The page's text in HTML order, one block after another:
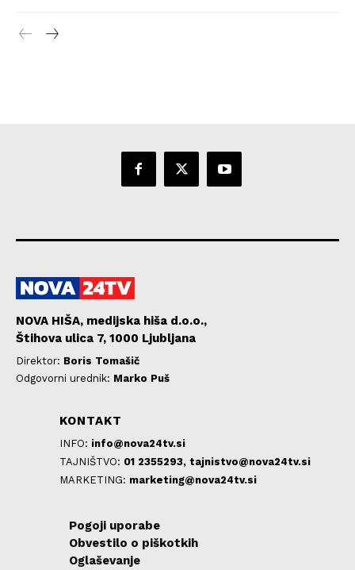
NOVA HIŠA, medijska hiša d.o.o.,
Štihova ulica 7, 1000 Ljubljana
Direktor: Boris Tomašič
Odgovorni urednik: Marko Puš
KONTAKT
INFO: info@nova24tv.si
TAJNIŠTVO: 01 2355293, tajnistvo@nova24tv.si
MARKETING: marketing@nova24tv.si
Pogoji uporabe
Obvestilo o piškotkih
Oglaševanje